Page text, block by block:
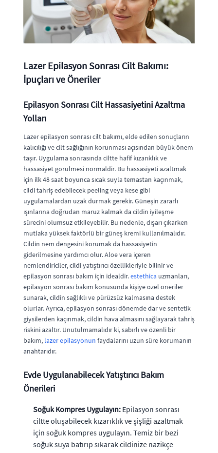
Lazer Epilasyon Sonrası Cilt Bakımı:
İpuçları ve Öneriler
Epilasyon Sonrası Cilt Hassasiyetini Azaltma
Yolları
Lazer epilasyon sonrası cilt bakımı, elde edilen sonuçların
kalıcılığı ve cilt sağlığının korunması açısından büyük önem
taşır. Uygulama sonrasında ciltte hafif kızarıklık ve
hassasiyet görülmesi normaldir. Bu hassasiyeti azaltmak
için ilk 48 saat boyunca sıcak suyla temastan kaçınmak,
cildi tahriş edebilecek peeling veya kese gibi
uygulamalardan uzak durmak gerekir. Güneşin zararlı
ışınlarına doğrudan maruz kalmak da cildin iyileşme
sürecini olumsuz etkileyebilir. Bu nedenle, dışarı çıkarken
mutlaka yüksek faktörlü bir güneş kremi kullanılmalıdır.
Cildin nem dengesini korumak da hassasiyetin
giderilmesine yardımcı olur. Aloe vera içeren
nemlendiriciler, cildi yatıştırıcı özellikleriyle bilinir ve
epilasyon sonrası bakım için idealdir.estethica uzmanları,
epilasyon sonrası bakım konusunda kişiye özel öneriler
sunarak, cildin sağlıklı ve pürüzsüz kalmasına destek
olurlar. Ayrıca, epilasyon sonrası dönemde dar ve sentetik
giysilerden kaçınmak, cildin hava almasını sağlayarak tahriş
riskini azaltır. Unutulmamalıdır ki, sabırlı ve özenli bir
bakım, lazer epilasyonun faydalarını uzun süre korumanın
anahtarıdır.
Evde Uygulanabilecek Yatıştırıcı Bakım
Önerileri
Soğuk Kompres Uygulayın: Epilasyon sonrası
ciltte oluşabilecek kızarıklık ve şişliği azaltmak
için soğuk kompres uygulayın. Temiz bir bezi
soğuk suya batırıp sıkarak cildinize nazikçe